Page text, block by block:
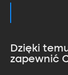
Dzięki
zapewnić